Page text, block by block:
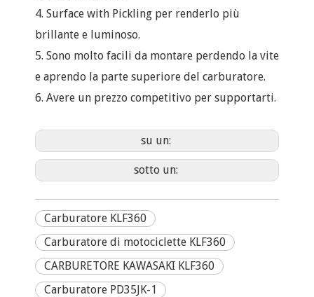
4. Surface with Pickling per renderlo più
brillante e luminoso.
5. Sono molto facili da montare perdendo la vite
e aprendo la parte superiore del carburatore.
6. Avere un prezzo competitivo per supportarti.
su un:
sotto un:
Carburatore KLF360
Carburatore di motociclette KLF360
CARBURETORE KAWASAKI KLF360
Carburatore PD35JK-1